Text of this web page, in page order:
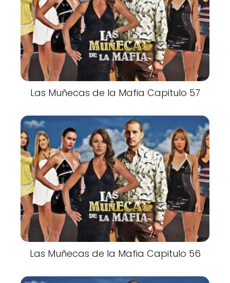
Las Muñecas de la Mafia Capitulo 57
Las Muñecas de la Mafia Capitulo 56